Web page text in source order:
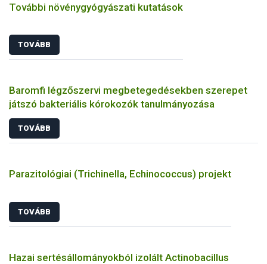
További növénygyógyászati kutatások
TOVÁBB
Baromfi légzőszervi megbetegedésekben szerepet
játszó bakteriális kórokozók tanulmányozása
TOVÁBB
Parazitológiai (Trichinella, Echinococcus) projekt
TOVÁBB
Hazai sertésállományokból izolált Actinobacillus